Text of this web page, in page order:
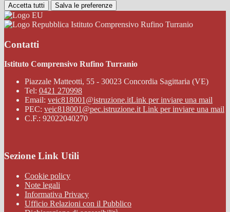
Accetta tutti Salva le preferenze
Istituto Comprensivo Rufino Turranio
Contatti
Istituto Comprensivo Rufino Turranio
Piazzale Matteotti, 55 - 30023 Concordia Sagittaria (VE)
Tel: 0421 270998
Email: veic818001@istruzione.itLink per inviare una mail
PEC: veic818001@pec.istruzione.it Link per inviare una mail
C.F.: 92022040270
Sezione Link Utili
Cookie policy
Note legali
Informativa Privacy
Ufficio Relazioni con il Pubblico